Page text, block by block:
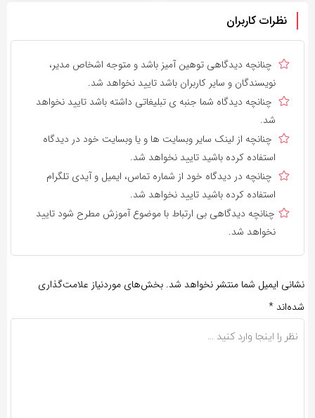
نظرات کاربران
چنانچه دیدگاهی توهین آمیز باشد و متوجه اشخاص مدیر،
نویسندگان و سایر کاربران باشد تایید نخواهد شد.
چنانچه دیدگاه شما جنبه ی تبلیغاتی داشته باشد تایید نخواهد
شد.
چنانچه از لینک سایر وبسایت ها و یا وبسایت خود در دیدگاه
استفاده کرده باشید تایید نخواهد شد.
چنانچه در دیدگاه خود از شماره تماس، ایمیل و آیدی تلگرام
استفاده کرده باشید تایید نخواهد شد.
چنانچه دیدگاهی بی ارتباط با موضوع آموزش مطرح شود تایید
نخواهد شد.
نشانی ایمیل شما منتشر نخواهد شد. بخش‌های موردنیاز علامت‌گذاری
شده‌اند *